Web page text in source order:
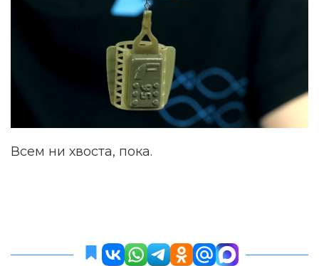
Всем ни хвоста, пока.